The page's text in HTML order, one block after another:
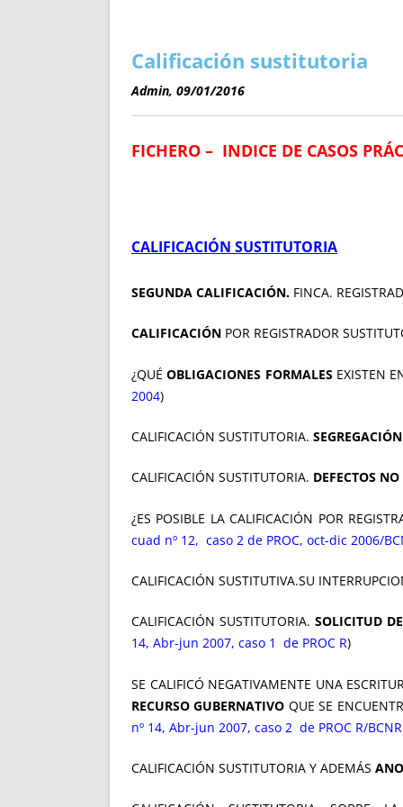
A MANO
LH Y
Calificación sustitutoria
Admin, 09/01/2016
FICHERO – INDICE DE CASOS
CALIFICACIÓN SUSTITUTORIA
SEGUNDA CALIFICACIÓN. FINCA.
CALIFICACIÓN POR REGISTRADOR
¿QUÉOBLIGACIONES FORMALESEXISTEN
2004)
CALIFICACIÓN SUSTITUTORIA.
CALIFICACIÓN SUSTITUTORIA. DEFECTOS
¿ES POSIBLE LA CALIFICACIÓN POR
cuad nº 12, caso 2 de PROC, oct-dic 2006/
CALIFICACIÓN SUSTITUTIVA.SU
CALIFICACIÓN SUSTITUTORIA. SOLICITUD
14, Abr-jun 2007, caso 1 de PROC R)
SE CALIFICÓ NEGATIVAMENTE UNA
RECURSO GUBERNATIVO QUE SE
nº 14, Abr-jun 2007, caso 2 de PROC R/
CALIFICACIÓN SUSTITUTORIA Y ADEMÁS